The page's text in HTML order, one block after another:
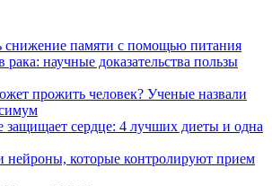
снижение памяти с помощью питания
рака: научные доказательства пользы
прожить человек? Ученые назвали
защищает сердце: 4 лучших диеты и одна
которые контролируют прием